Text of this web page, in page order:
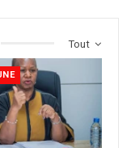
Tout